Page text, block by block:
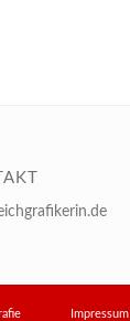
Kalligrafie Impressum